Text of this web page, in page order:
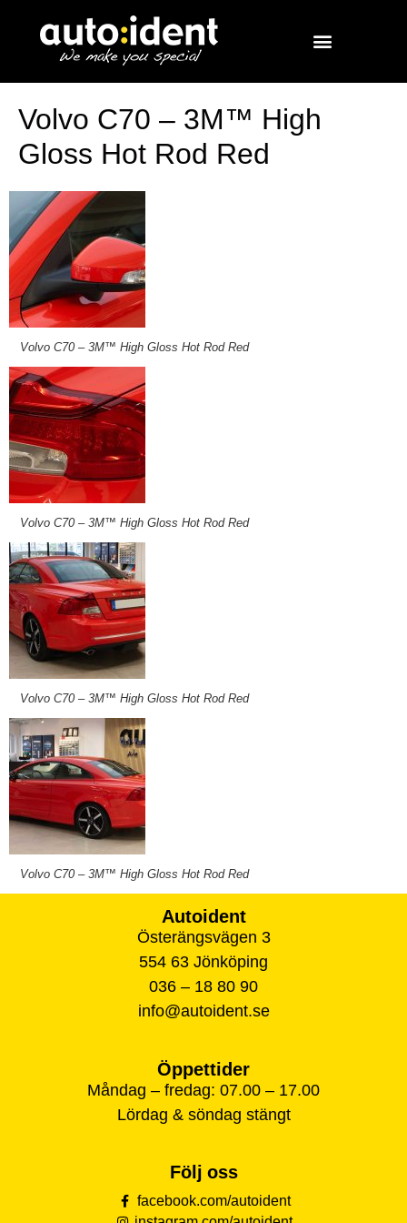
Volvo C70 – 3M™ High
Gloss Hot Rod Red
Volvo C70 – 3M™ High Gloss Hot Rod Red
Volvo C70 – 3M™ High Gloss Hot Rod Red
Volvo C70 – 3M™ High Gloss Hot Rod Red
Volvo C70 – 3M™ High Gloss Hot Rod Red
Autoident
Österängsvägen 3
554 63 Jönköping
036 – 18 80 90
info@autoident.se
Öppettider
Måndag – fredag: 07.00 – 17.00
Lördag & söndag stängt
Följ oss
facebook.com/autoident